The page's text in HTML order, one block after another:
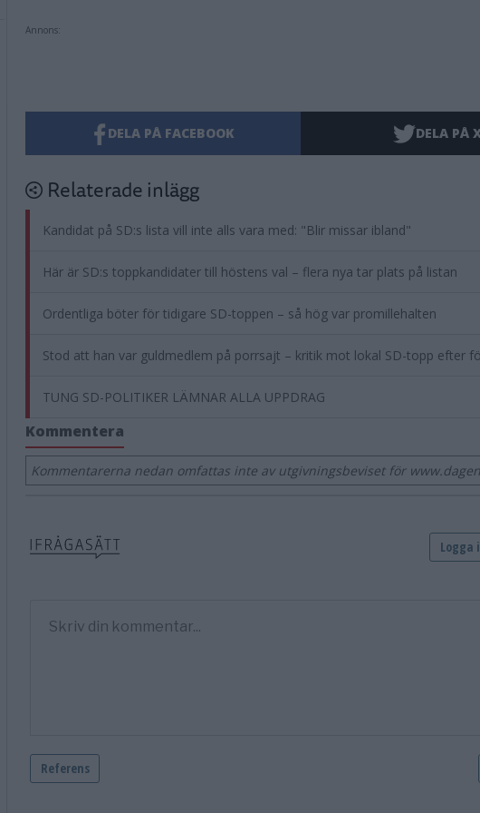
Annons:
DELA PÅ FACEBOOK DELA PÅ
Relaterade inlägg
Kandidat på SD:s lista vill inte alls vara med: "Blir missar ibland"
Här är SD:s toppkandidater till höstens val – flera nya tar plats på listan
Ordentliga böter för tidigare SD-toppen – så hög var promillehalten
Stod att han var guldmedlem på porrsajt – kritik mot lokal SD-topp efter
TUNG SD-POLITIKER LÄMNAR ALLA UPPDRAG
Kommentera
Kommentarerna nedan omfattas inte av utgivningsbeviset för